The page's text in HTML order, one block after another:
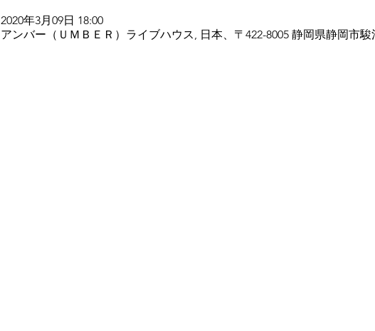
2020年3月09日 18:00
アンバー（ＵＭＢＥＲ）ライブハウス, 日本、〒422-8005 静岡県静岡市